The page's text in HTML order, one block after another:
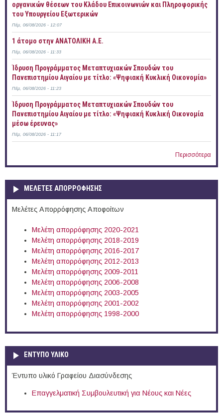
οργανικών θέσεων του Κλάδου Επικοινωνιών και Πληροφορικής
του Υπουργείου Εξωτερικών
Πέμ, 06/08/2026 - 12:07
1 άτομο στην ΑΝΑΤΟΛΙΚΗ Α.Ε.
Πέμ, 06/08/2026 - 11:33
Ίδρυση Προγράμματος Μεταπτυχιακών Σπουδών του
Πανεπιστημίου Αιγαίου με τίτλο: «Ψηφιακή Κυκλική Οικονομία»
Πέμ, 06/08/2026 - 11:23
Ίδρυση Προγράμματος Μεταπτυχιακών Σπουδών του
Πανεπιστημίου Αιγαίου με τίτλο: «Ψηφιακή Κυκλική Οικονομία
μέσω έρευνας»
Πέμ, 06/08/2026 - 11:17
Περισσότερα
ΜΕΛΕΤΕΣ ΑΠΟΡΡΟΦΗΣΗΣ
Μελέτες Απορρόφησης Αποφοίτων
Μελέτη απορρόφησης 2020-2021
Μελέτη απορρόφησης 2018-2019
Μελέτη απορρόφησης 2016-2017
Μελέτη απορρόφησης 2012-2013
Μελέτη απορρόφησης 2009-2011
Μελέτη απορρόφησης 2006-2008
Μελέτη απορρόφησης 2003-2005
Μελέτη απορρόφησης 2001-2002
Μελέτη απορρόφησης 1998-2000
ΕΝΤΥΠΟ ΥΛΙΚΟ
Έντυπο υλικό Γραφείου Διασύνδεσης
Επαγγελματική Συμβουλευτική για Νέους και Νέες